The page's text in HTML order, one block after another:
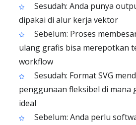
Sesudah: Anda punya
dipakai di alur kerja vektor
Sebelum: Proses
ulang grafis bisa merepotkan
workflow
Sesudah: Format SVG
penggunaan fleksibel di mana
ideal
Sebelum: Anda perlu